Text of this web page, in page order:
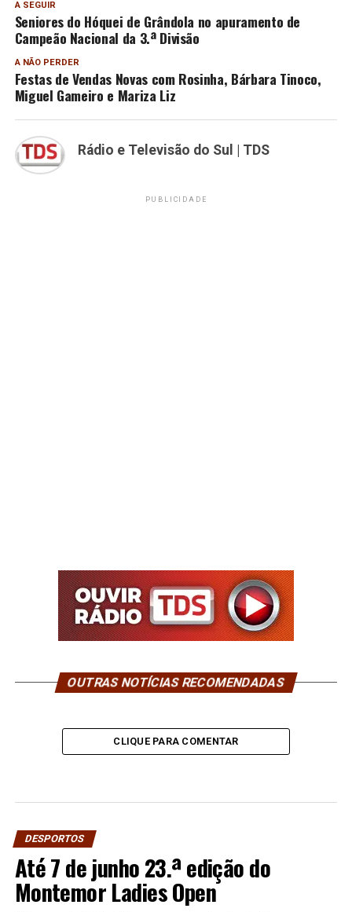
A SEGUIR
Seniores do Hóquei de Grândola no apuramento de
Campeão Nacional da 3.ª Divisão
A NÃO PERDER
Festas de Vendas Novas com Rosinha, Bárbara Tinoco,
Miguel Gameiro e Mariza Liz
Rádio e Televisão do Sul | TDS
PUBLICIDADE
OUTRAS NOTÍCIAS RECOMENDADAS
CLIQUE PARA COMENTAR
DESPORTOS
Até 7 de junho 23.ª edição do
Montemor Ladies Open